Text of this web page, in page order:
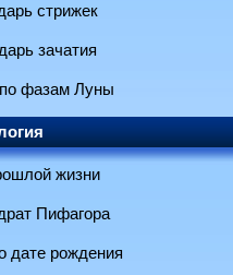
стрижек
зачатия
фазам Луны
жизни
Пифагора
дате рождения